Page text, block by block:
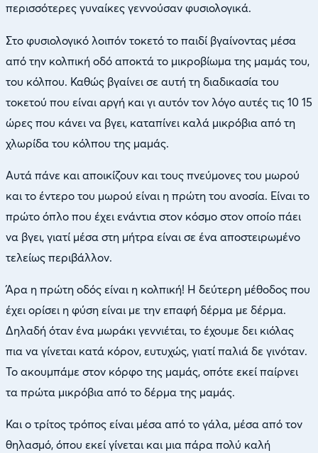
περισσότερες γυναίκες γεννούσαν φυσιολογικά.
Στο φυσιολογικό λοιπόν τοκετό το παιδί βγαίνοντας μέσα
από την κολπική οδό αποκτά το μικροβίωμα της μαμάς του,
του κόλπου. Καθώς βγαίνει σε αυτή τη διαδικασία του
τοκετού που είναι αργή και γι αυτόν τον λόγο αυτές τις 10 15
ώρες που κάνει να βγει, καταπίνει καλά μικρόβια από τη
χλωρίδα του κόλπου της μαμάς.
Αυτά πάνε και αποικίζουν και τους πνεύμονες του μωρού
και το έντερο του μωρού είναι η πρώτη του ανοσία. Είναι το
πρώτο όπλο που έχει ενάντια στον κόσμο στον οποίο πάει
να βγει, γιατί μέσα στη μήτρα είναι σε ένα αποστειρωμένο
τελείως περιβάλλον.
Άρα η πρώτη οδός είναι η κολπική! Η δεύτερη μέθοδος που
έχει ορίσει η φύση είναι με την επαφή δέρμα με δέρμα.
Δηλαδή όταν ένα μωράκι γεννιέται, το έχουμε δει κιόλας
πια να γίνεται κατά κόρον, ευτυχώς, γιατί παλιά δε γινόταν.
Το ακουμπάμε στον κόρφο της μαμάς, οπότε εκεί παίρνει
τα πρώτα μικρόβια από το δέρμα της μαμάς.
Και ο τρίτος τρόπος είναι μέσα από το γάλα, μέσα από τον
θηλασμό, όπου εκεί γίνεται και μια πάρα πολύ καλή